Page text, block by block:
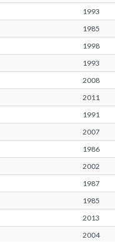
1993
1985
1998
1993
2008
2011
1991
2007
1986
2002
1987
1985
2013
2004